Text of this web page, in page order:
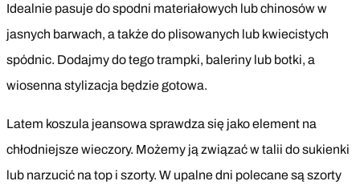
Idealnie pasuje do spodni materiałowych lub chinosów w
jasnych barwach, a także do plisowanych lub kwiecistych
spódnic. Dodajmy do tego trampki, baleriny lub botki, a
wiosenna stylizacja będzie gotowa.
Latem koszula jeansowa sprawdza się jako element na
chłodniejsze wieczory. Możemy ją związać w talii do sukienki
lub narzucić na top i szorty. W upalne dni polecane są szorty